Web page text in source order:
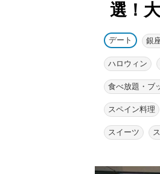
選！
デート 銀
ハロウィン
食べ放題・ブ
スペイン料理
スイーツ